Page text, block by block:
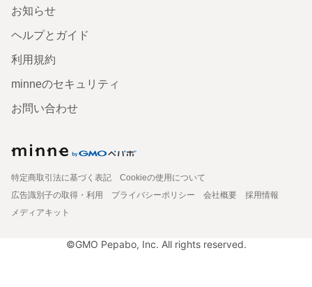
お知らせ
ヘルプとガイド
利用規約
minneのセキュリティ
お問い合わせ
特定商取引法に基づく表記
Cookieの使用について
広告識別子の取得・利用
プライバシーポリシー 会社概要
採用情報
メディアキット
©GMO Pepabo, Inc. All rights reserved.